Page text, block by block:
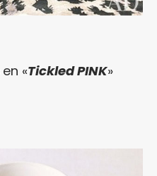
en «Tickled PINK»